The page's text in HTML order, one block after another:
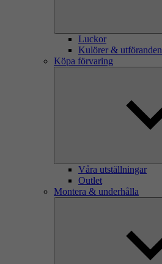
Luckor
Kulörer & utföranden
Köpa förvaring
Våra utställningar
Outlet
Montera & underhålla